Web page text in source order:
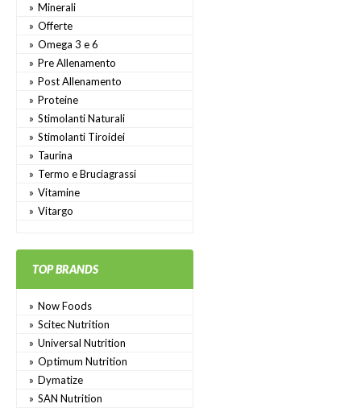
Minerali
Offerte
Omega 3 e 6
Pre Allenamento
Post Allenamento
Proteine
Stimolanti Naturali
Stimolanti Tiroidei
Taurina
Termo e Bruciagrassi
Vitamine
Vitargo
TOP BRANDS
Now Foods
Scitec Nutrition
Universal Nutrition
Optimum Nutrition
Dymatize
SAN Nutrition